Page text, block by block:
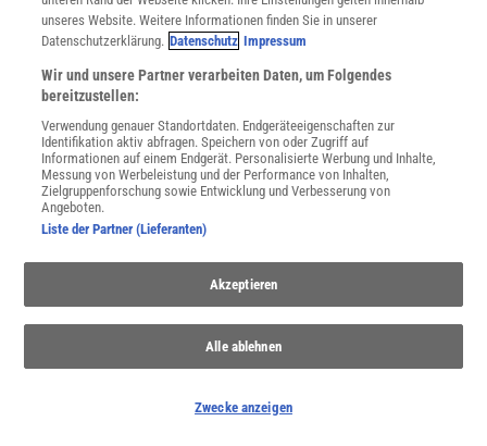
Entdecken Sie die faszinierenden Facetten Afrikas, von seiner
kulturellen Vielfalt bis zu seinen Herausforderungen und
atemberaubenden Landschaften.
Menschwerdung
gefunden, von denen sie sich Auskunft über die Herkunft unserer
unseres Website. Weitere Informationen finden Sie in unserer
Datenschutzerklärung. Datenschutz Impressum
Wir und unsere Partner verarbeiten Daten, um Folgendes
bereitzustellen:
Verwendung genauer Standortdaten. Endgeräteeigenschaften zur
Identifikation aktiv abfragen. Speichern von oder Zugriff auf
Informationen auf einem Endgerät. Personalisierte Werbung und Inhalte,
Messung von Werbeleistung und der Performance von Inhalten,
Zielgruppenforschung sowie Entwicklung und Verbesserung von
Angeboten.
Liste der Partner (Lieferanten)
Akzeptieren
Alle ablehnen
Zwecke anzeigen